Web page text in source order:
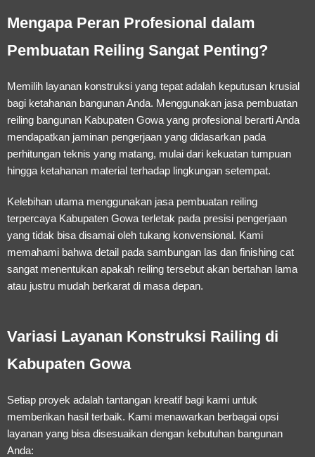
Mengapa Peran Profesional dalam
Pembuatan Reiling Sangat Penting?
Memilih layanan konstruksi yang tepat adalah keputusan krusial
bagi ketahanan bangunan Anda. Menggunakan jasa pembuatan
reiling bangunan Kabupaten Gowa yang profesional berarti Anda
mendapatkan jaminan pengerjaan yang didasarkan pada
perhitungan teknis yang matang, mulai dari kekuatan tumpuan
hingga ketahanan material terhadap lingkungan setempat.
Kelebihan utama menggunakan jasa pembuatan reiling
terpercaya Kabupaten Gowa terletak pada presisi pengerjaan
yang tidak bisa disamai oleh tukang konvensional. Kami
memahami bahwa detail pada sambungan las dan finishing cat
sangat menentukan apakah reiling tersebut akan bertahan lama
atau justru mudah berkarat di masa depan.
Variasi Layanan Konstruksi Railing di
Kabupaten Gowa
Setiap proyek adalah tantangan kreatif bagi kami untuk
memberikan hasil terbaik. Kami menawarkan berbagai opsi
layanan yang bisa disesuaikan dengan kebutuhan bangunan
Anda: